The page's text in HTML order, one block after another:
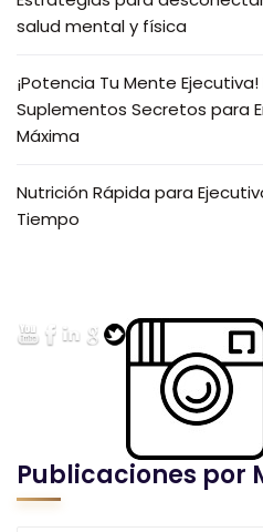
salud mental y física
¡Potencia Tu Mente
Suplementos Secretos para
Máxima
Nutrición Rápida para
Tiempo
Publicaciones por